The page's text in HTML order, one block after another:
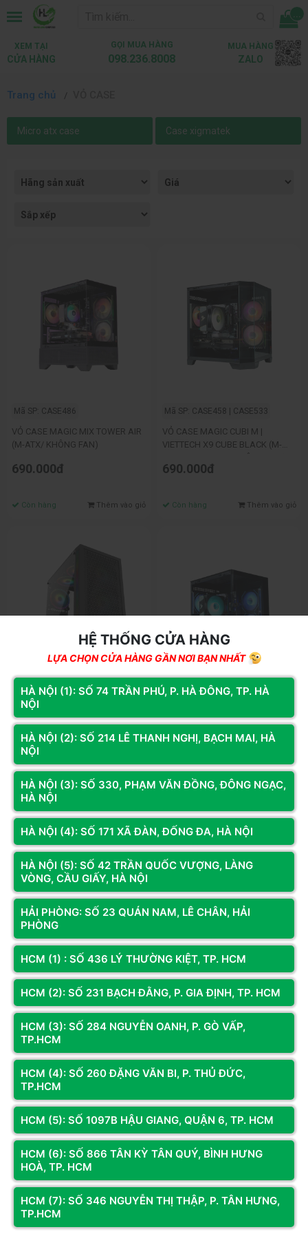
...
XEM TẠI
CỬA HÀNG
GỌI MUA HÀNG
098.236.8008
MUA HÀNG
ZALO
Trang chủ
Micro atx case Case xigmatek
Mã SP: CASE486
VỎ CASE MAGIC MIX TOWER AIR
(M-ATX/ KHÔNG FAN)
690.000đ
Còn hàng Thêm vào giỏ
Mã SP: CASE458 | CASE533
VỎ CASE MAGIC CUBI M |
VIETTECH X9 CUBE BLACK (M-
690.000đ
Còn hàng Thêm vào giỏ
Mã SP: CASE542
VỎ CASE MAGIC LUXURY I FULL
TOWER SẴN 4FAN (E-ATX)
850.000đ
Còn hàng Thêm vào giỏ
Mã SP: CASE471 | CASE487
BLACK (M-ATX) KHÔNG FAN
Còn hàng Thêm vào giỏ
Vỏ case hay thùng PC từ Hoàng Long hỗ trợ build cấu hình mạnh,
thiết kế đẹp, nhiều lựa chọn kích cỡ cho PC cá nhân, văn phòng
hoặc chơi game.
Khi nhắc đến việc lắp ráp máy tính, phần lớn người dùng thường
tập trung vào cấu hình mà ít quan tâm đến vỏ case. Vậy vỏ case là
gì? Công dụng chính của vỏ case như thế nào đối với PC. Cùng
Hoàng Long tìm hiểu chi tiết trong bài viết dưới đây.
Vỏ case PC là gì?
Vỏ case máy tính, còn gọi là thùng máy, là bộ phận bên ngoài có
nhiệm vụ chứa đựng và bảo vệ các linh kiện như mainboard, CPU,
ổ cứng… Bên cạnh chức năng che chắn, vỏ case còn ảnh hưởng
đến khả năng tản nhiệt, độ bền và hiệu suất vận hành của toàn bộ
hệ thống.
Xem thêm
Kết nối với chúng tôi để nhận thông tin khuyến mãi từ Hoàng
Đăng ký
HỆ THỐNG CỬA HÀNG
LỰA CHỌN CỬA HÀNG GẦN NƠI BẠN NHẤT
HÀ NỘI (1): SỐ 74 TRẦN PHÚ, P. HÀ ĐÔNG, TP. HÀ
NỘI
HÀ NỘI (2): SỐ 214 LÊ THANH NGHỊ, BẠCH MAI, HÀ
NỘI
HÀ NỘI (3): SỐ 330, PHẠM VĂN ĐỒNG, ĐÔNG NGẠC,
HÀ NỘI
HÀ NỘI (4): SỐ 171 XÃ ĐÀN, ĐỐNG ĐA, HÀ NỘI
HÀ NỘI (5): SỐ 42 TRẦN QUỐC VƯỢNG, LÀNG
VÒNG, CẦU GIẤY, HÀ NỘI
HẢI PHÒNG: SỐ 23 QUÁN NAM, LÊ CHÂN, HẢI
PHÒNG
HCM (1) : SỐ 436 LÝ THƯỜNG KIỆT, TP. HCM
HCM (2): SỐ 231 BẠCH ĐẰNG, P. GIA ĐỊNH, TP. HCM
HCM (3): SỐ 284 NGUYỄN OANH, P. GÒ VẤP,
TP.HCM
HCM (4): SỐ 260 ĐẶNG VĂN BI, P. THỦ ĐỨC,
TP.HCM
HCM (5): SỐ 1097B HẬU GIANG, QUẬN 6, TP. HCM
HCM (6): SỐ 866 TÂN KỲ TÂN QUÝ, BÌNH HƯNG
HOÀ, TP. HCM
HCM (7): SỐ 346 NGUYỄN THỊ THẬP, P. TÂN HƯNG,
TP.HCM